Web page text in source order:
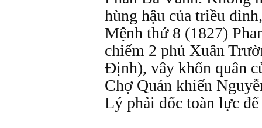
hùng hậu của triều
Mệnh thứ 8 (1827)
chiếm 2 phủ Xuân
Định), vây khổn quân
Chợ Quán khiến
Lý phải dốc toàn lực